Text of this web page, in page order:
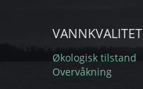
VANNKVALITET
Økologisk tilstand
Overvåkning